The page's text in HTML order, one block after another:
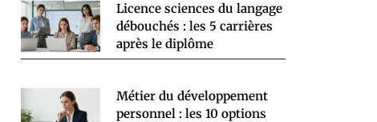
Licence sciences du langage
débouchés : les 5 carrières
après le diplôme
Métier du développement
personnel : les 10 options